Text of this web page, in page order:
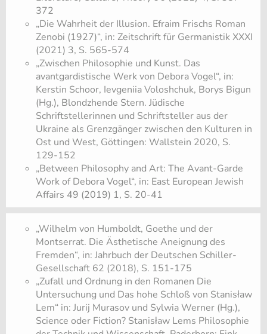
372
„Die Wahrheit der Illusion. Efraim Frischs Roman
Zenobi (1927)“, in: Zeitschrift für Germanistik XXXI
(2021) 3, S. 565-574
„Zwischen Philosophie und Kunst. Das
avantgardistische Werk von Debora Vogel“, in:
Kerstin Schoor, Ievgeniia Voloshchuk, Borys Bigun
(Hg.), Blondzhende Stern. Jüdische
Schriftstellerinnen und Schriftsteller aus der
Ukraine als Grenzgänger zwischen den Kulturen in
Ost und West, Göttingen: Wallstein 2020, S.
129-152
„Between Philosophy and Art: The Avant-Garde
Work of Debora Vogel“, in: East European Jewish
Affairs 49 (2019) 1, S. 20-41
„Wilhelm von Humboldt, Goethe und der
Montserrat. Die Ästhetische Aneignung des
Fremden“, in: Jahrbuch der Deutschen Schiller-
Gesellschaft 62 (2018), S. 151-175
„Zufall und Ordnung in den Romanen Die
Untersuchung und Das hohe Schloß von Stanisław
Lem“ in: Jurij Murasov und Sylwia Werner (Hg.),
Science oder Fiction? Stanisław Lems Philosophie